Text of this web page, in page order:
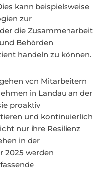
kann beispielsweise
zur
die Zusammenarbeit
Behörden
handeln zu können.
von Mitarbeitern
in Landau an der
proaktiv
und kontinuierlich
nur ihre Resilienz
in der
2025 werden